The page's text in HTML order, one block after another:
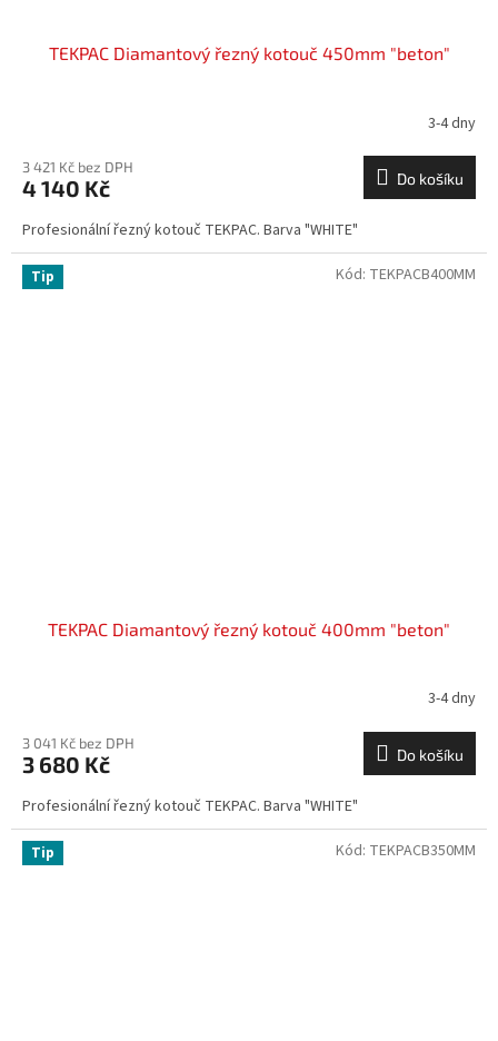
TEKPAC Diamantový řezný kotouč 450mm "beton"
3-4 dny
3 421 Kč bez DPH
4 140 Kč Do košíku
Profesionální řezný kotouč TEKPAC. Barva "WHITE"
Tip
TEKPAC Diamantový řezný kotouč 400mm "beton"
3-4 dny
3 041 Kč bez DPH
3 680 Kč Do košíku
Profesionální řezný kotouč TEKPAC. Barva "WHITE"
Kód: TEKPACB400MM
Tip Kód: TEKPACB350MM